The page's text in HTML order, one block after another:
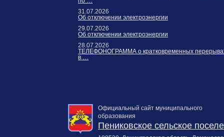
31.07.2026
Об отключении электроэнергии
29.07.2026
Об отключении электроэнергии
28.07.2026
ТЕЛЕФОНОГРАММА о кратковременных
в …
Официальный сайт муниципального
образования
Пениковское сельское